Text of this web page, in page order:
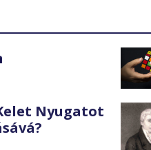
Nyugatot